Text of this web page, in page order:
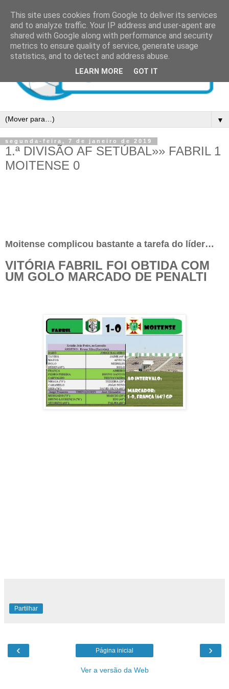
▼
segunda-feira, 7 de janeiro de 2019
1.ª DIVISÃO AF SETÚBAL»» FABRIL 1
MOITENSE 0
Moitense complicou bastante a tarefa do líder…
VITÓRIA FABRIL FOI OBTIDA COM
UM GOLO MARCADO DE PENALTI
Partilhar
‹ ›
Página inicial
Ver a versão da Web
This site uses cookies from Google to deliver its services
and to analyze traffic. Your IP address and user-agent are
shared with Google along with performance and security
metrics to ensure quality of service, generate usage
statistics, and to detect and address abuse.
LEARN MORE GOT IT